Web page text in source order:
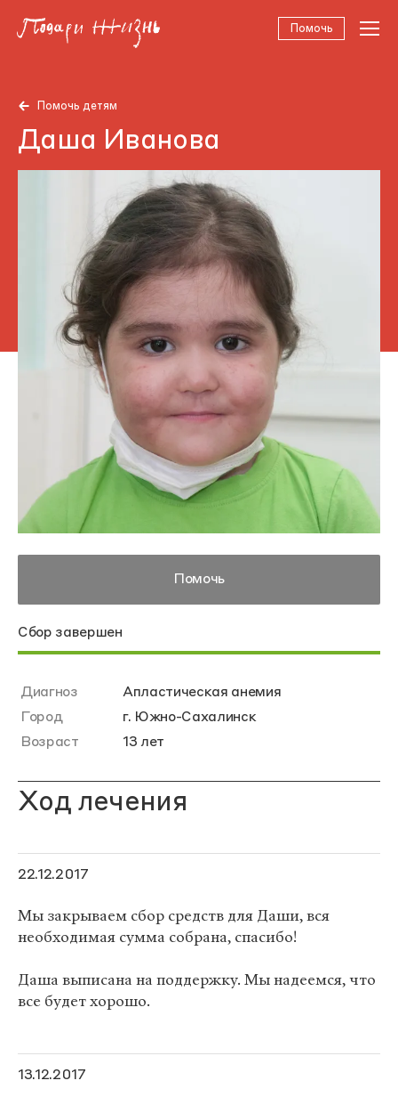
Помочь
Помочь детям
Даша Иванова
Помочь
Сбор завершен
Диагноз
Апластическая анемия
Город
г. Южно-Сахалинск
Возраст
13 лет
Ход лечения
22.12.2017
Мы закрываем сбор средств для Даши, вся
необходимая сумма собрана, спасибо!
Даша выписана на поддержку. Мы надеемся, что
все будет хорошо.
13.12.2017